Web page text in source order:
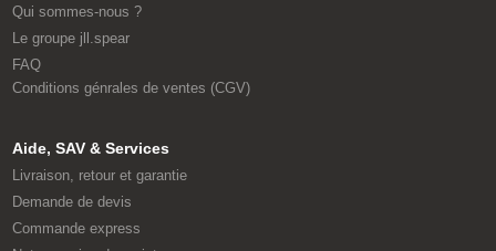
Qui sommes-nous ?
Le groupe jll.spear
FAQ
Conditions génrales de ventes (CGV)
Aide, SAV & Services
Livraison, retour et garantie
Demande de devis
Commande express